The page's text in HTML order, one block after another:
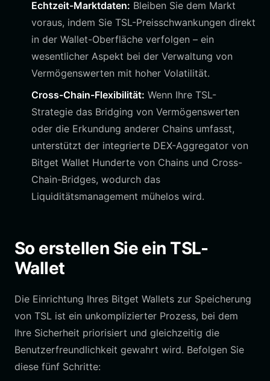
Echtzeit-Marktdaten: Bleiben Sie dem Markt
voraus, indem Sie TSL-Preisschwankungen direkt
in der Wallet-Oberfläche verfolgen – ein
wesentlicher Aspekt bei der Verwaltung von
Vermögenswerten mit hoher Volatilität.
Cross-Chain-Flexibilität: Wenn Ihre TSL-
Strategie das Bridging von Vermögenswerten
oder die Erkundung anderer Chains umfasst,
unterstützt der integrierte DEX-Aggregator von
Bitget Wallet Hunderte von Chains und Cross-
Chain-Bridges, wodurch das
Liquiditätsmanagement mühelos wird.
So erstellen Sie ein TSL-
Wallet
Die Einrichtung Ihres Bitget Wallets zur Speicherung
von TSL ist ein unkomplizierter Prozess, bei dem
Ihre Sicherheit priorisiert und gleichzeitig die
Benutzerfreundlichkeit gewahrt wird. Befolgen Sie
diese fünf Schritte: